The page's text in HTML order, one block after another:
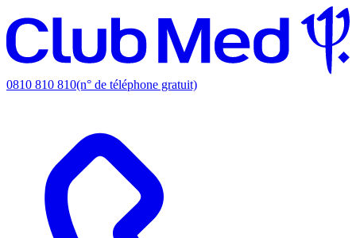
0810 810 810(n° de téléphone gratuit)